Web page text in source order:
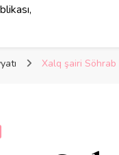
Xalq şairi Söhrab